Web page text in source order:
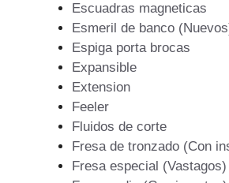
Escuadras magneticas
Esmeril de banco
Espiga porta brocas
Expansible
Extension
Feeler
Fluidos de corte
Fresa de tronzado (Con
Fresa especial (Vastagos)